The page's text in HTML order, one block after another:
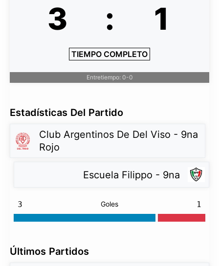
3 : 1
TIEMPO COMPLETO
Entretiempo: 0-0
Estadísticas Del Partido
Club Argentinos De Del Viso - 9na
Rojo
Escuela Filippo - 9na
3 Goles 1
Últimos Partidos